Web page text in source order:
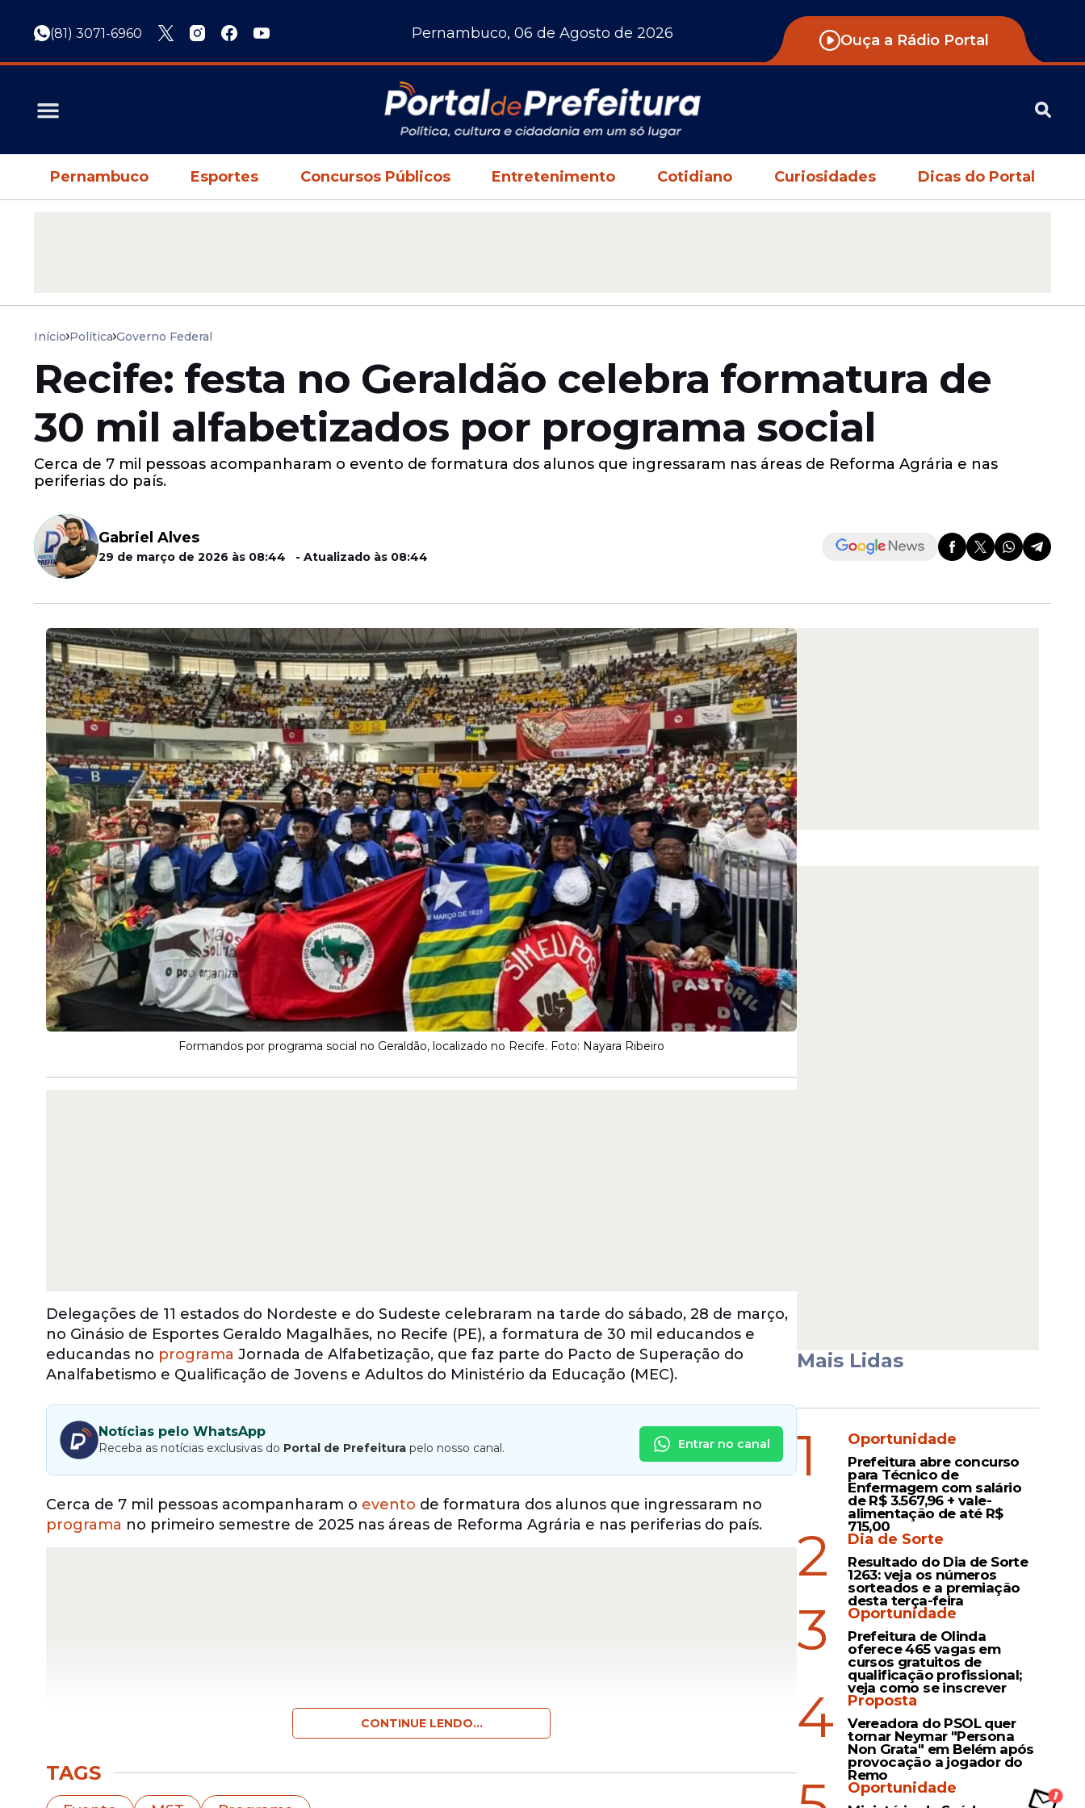
(81) 3071-6960 Pernambuco, 06 de Agosto de 2026 Ouça a Rádio Portal
Pernambuco Esportes Concursos Públicos Entretenimento Cotidiano Curiosidades Dicas do Portal
Início Política Governo Federal
Recife: festa no Geraldão celebra formatura de
30 mil alfabetizados por programa social
Cerca de 7 mil pessoas acompanharam o evento de formatura dos alunos que ingressaram nas áreas de Reforma Agrária e nas
periferias do país.
Gabriel Alves
29 de março de 2026 às 08:44 - Atualizado às 08:44
Formandos por programa social no Geraldão, localizado no Recife. Foto: Nayara Ribeiro
Delegações de 11 estados do Nordeste e do Sudeste celebraram na tarde do sábado, 28 de março,
no Ginásio de Esportes Geraldo Magalhães, no Recife (PE), a formatura de 30 mil educandos e
educandas no programa Jornada de Alfabetização, que faz parte do Pacto de Superação do
Analfabetismo e Qualificação de Jovens e Adultos do Ministério da Educação (MEC).
Notícias pelo WhatsApp
Receba as notícias exclusivas do Portal de Prefeitura pelo nosso canal. Entrar no canal
Cerca de 7 mil pessoas acompanharam o evento de formatura dos alunos que ingressaram no
programa no primeiro semestre de 2025 nas áreas de Reforma Agrária e nas periferias do país.
CONTINUE LENDO...
TAGS
Mais Lidas
1 Oportunidade
Prefeitura abre concurso
para Técnico de
Enfermagem com salário
de R$ 3.567,96 + vale-
alimentação de até R$
715,00
2 Dia de Sorte
Resultado do Dia de Sorte
1263: veja os números
sorteados e a premiação
desta terça-feira
3 Oportunidade
Prefeitura de Olinda
oferece 465 vagas em
cursos gratuitos de
qualificação profissional;
veja como se inscrever
4 Proposta
Vereadora do PSOL quer
tornar Neymar "Persona
Non Grata" em Belém após
provocação a jogador do
Remo
Oportunidade